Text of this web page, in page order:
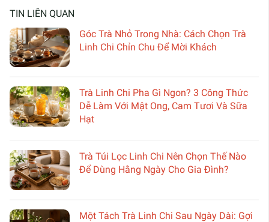
TIN LIÊN QUAN
Góc Trà Nhỏ Trong Nhà: Cách Chọn Trà
Linh Chi Chỉn Chu Để Mời Khách
Trà Linh Chi Pha Gì Ngon? 3 Công Thức
Dễ Làm Với Mật Ong, Cam Tươi Và Sữa
Hạt
Trà Túi Lọc Linh Chi Nên Chọn Thế Nào
Để Dùng Hằng Ngày Cho Gia Đình?
Một Tách Trà Linh Chi Sau Ngày Dài: Gợi